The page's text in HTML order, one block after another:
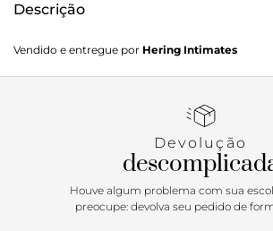
Descrição
com elastano, com tecnologia sem
confortável. Possui modelagem
conforto e bem-estar para o seu
linha Sem Costura, proporcionando
para o dia a dia da mulher moderna, sem
looks.Detalhes da peça:Em malha
Alças largas Sem costura Sem bojo
Vendido e entregue por Hering Intimates
Devolução
Houve algum problema com sua
preocupe: devolva seu pedido de